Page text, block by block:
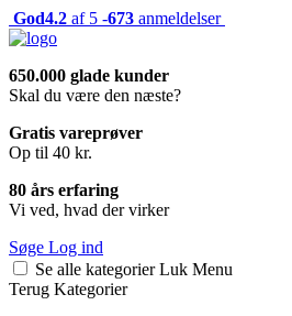
God4.2 af 5 -673 anmeldelser
650.000 glade kunder
Skal du være den næste?
Gratis vareprøver
Op til 40 kr.
80 års erfaring
Vi ved, hvad der virker
Søge Log ind
Se alle kategorier Luk Menu
Terug Kategorier